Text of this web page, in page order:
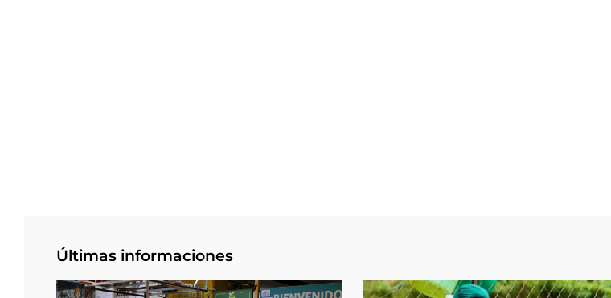
Últimas informaciones